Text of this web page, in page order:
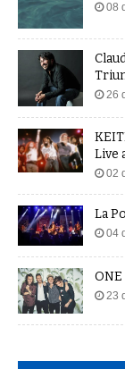
08
26
Live
02
La
04
ONE
23